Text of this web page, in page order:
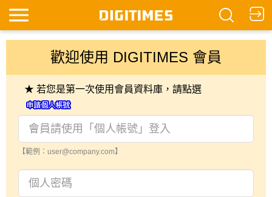
歡迎使用 DIGITIMES 會員
★ 若您是第一次使用會員資料庫，請點選
【範例：user@company.com】